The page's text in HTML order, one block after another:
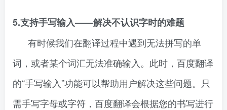
5.支持手写输入——解决不认识字时的难题
有时候我们在翻译过程中遇到无法拼写的单
词，或者某个词汇无法准确输入。此时，百度翻译
的“手写输入”功能可以帮助用户解决这些问题。只
需手写字母或字符，百度翻译会根据您的书写进行